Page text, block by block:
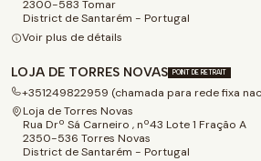
2300-583 Tomar
District de Santarém - Portugal
Voir plus de détails
LOJA DE TORRES NOVAS POINT DE RETRAIT
+351249822959 (chamada para rede fixa
Loja de Torres Novas
Rua Drº Sá Carneiro , nº43 Lote 1 Fração A
2350-536 Torres Novas
District de Santarém - Portugal